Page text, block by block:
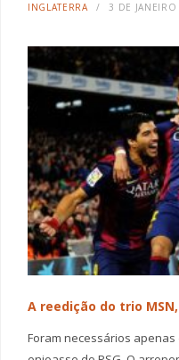
INGLATERRA 3 DE
A reedição do trio
Foram necessários